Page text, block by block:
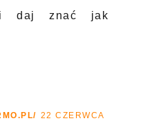
i daj znać jak
22 CZERWCA